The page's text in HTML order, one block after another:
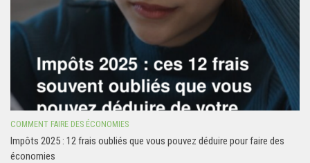
COMMENT FAIRE DES ÉCONOMIES
Impôts 2025 : 12 frais oubliés que vous pouvez déduire pour faire des
économies